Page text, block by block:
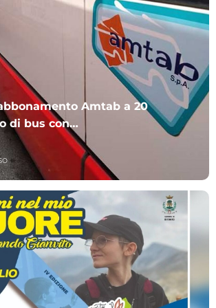
Amtab a 20
di bus con
Chi può sottoscriverlo